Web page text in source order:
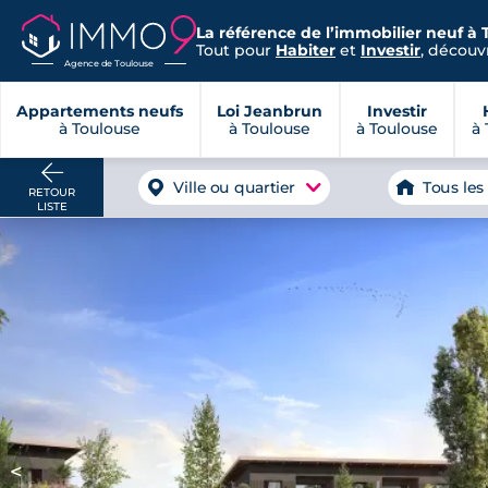
Agence de Toulouse
La référence de l’immobilier neuf à
Tout pour Habiter et Investir,
Appartements neufs
à Toulouse
Loi Jeanbrun
à Toulouse
Investir
à Toulouse
à
RETOUR
LISTE
Ville ou quartier Tous
<